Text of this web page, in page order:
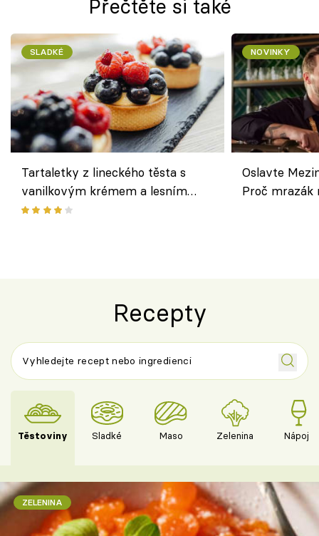
Přečtěte si také
SLADKÉ
Tartaletky z lineckého těsta s
vanilkovým krémem a lesním
ovocem podle Bread Society
NOVINKY
Oslavte
Proč
Recepty
Těstoviny Sladké Maso Zelenina Nápoje
ZELENINA